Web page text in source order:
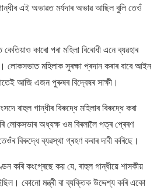
এই অভাৱত মৰ্যদাৰ অভাৱ আছিল বুলি তেওঁ
কাৰো পৰা মহিলা বিৰোধী এনে ব্যৱহাৰ
লোকসভাত মহিলাক সুৰক্ষা প্ৰদান কৰাৰ বাবে আইন
আজি এজন পুৰুষৰ বিদ্বেষৰ সাক্ষী।
ৰাহুল গান্ধীৰ বিৰুদ্ধে মহিলাৰ বিৰুদ্ধে কৰা
অধ্যক্ষ ওম বিৰলালৈ পত্ৰ প্ৰেৰণ
বিৰুদ্ধে ব্যৱস্থা গ্ৰহণ কৰাৰ দাবী কৰিছে।
কংগ্ৰেছে কয় যে, ৰাহুল গান্ধীয়ে শাসকীয়
কোনো মন্ত্ৰী বা ব্যক্তিক উদ্দেশ্য কৰি একো